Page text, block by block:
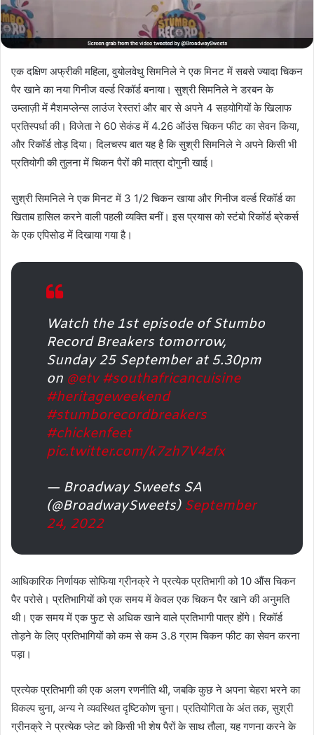
एक दक्षिण अफ्रीकी महिला, वुयोलवेथु सिमनिले ने एक मिनट में सबसे ज्यादा चिकन
पैर खाने का नया गिनीज वर्ल्ड रिकॉर्ड बनाया। सुश्री सिमनिले ने डरबन के
उम्लाज़ी में मैशमप्लेन्स लाउंज रेस्तरां और बार से अपने 4 सहयोगियों के खिलाफ
प्रतिस्पर्धा की। विजेता ने 60 सेकंड में 4.26 ऑउंस चिकन फीट का सेवन किया,
और रिकॉर्ड तोड़ दिया। दिलचस्प बात यह है कि सुश्री सिमनिले ने अपने किसी भी
प्रतियोगी की तुलना में चिकन पैरों की मात्रा दोगुनी खाई।
सुश्री सिमनिले ने एक मिनट में 3 1/2 चिकन खाया और गिनीज वर्ल्ड रिकॉर्ड का
खिताब हासिल करने वाली पहली व्यक्ति बनीं। इस प्रयास को स्टंबो रिकॉर्ड ब्रेकर्स
के एक एपिसोड में दिखाया गया है।
Watch the 1st episode of Stumbo
Record Breakers tomorrow,
Sunday 25 September at 5.30pm
on @etv #southafricancuisine
#heritageweekend
#stumborecordbreakers
#chickenfeet
pic.twitter.com/k7zh7V4zfx
— Broadway Sweets SA
(@BroadwaySweets) September
24, 2022
आधिकारिक निर्णायक सोफिया ग्रीनक्रे ने प्रत्येक प्रतिभागी को 10 औंस चिकन
पैर परोसे। प्रतिभागियों को एक समय में केवल एक चिकन पैर खाने की अनुमति
थी। एक समय में एक फुट से अधिक खाने वाले प्रतिभागी पात्र होंगे। रिकॉर्ड
तोड़ने के लिए प्रतिभागियों को कम से कम 3.8 ग्राम चिकन फीट का सेवन करना
पड़ा।
प्रत्येक प्रतिभागी की एक अलग रणनीति थी, जबकि कुछ ने अपना चेहरा भरने का
विकल्प चुना, अन्य ने व्यवस्थित दृष्टिकोण चुना। प्रतियोगिता के अंत तक, सुश्री
ग्रीनक्रे ने प्रत्येक प्लेट को किसी भी शेष पैरों के साथ तौला, यह गणना करने के